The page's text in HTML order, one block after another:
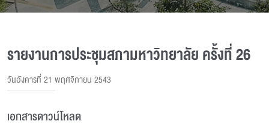
รายงานการประชุมสภามหาวิทยาลัย ครั้งที่ 26
วันอังคารที่ 21 พฤศจิกายน 2543
เอกสารดาวน์โหลด